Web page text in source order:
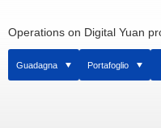
Operations on Digital Yuan
Guadagna Portafoglio